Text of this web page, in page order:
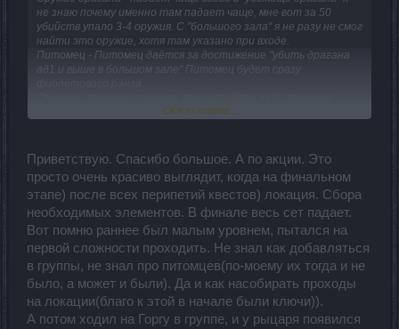
не знаю почему именно там падает чаще, мне вот за 50
убийств упало 3-4 оружия. С "большого зала" я не разу не смог
найти это оружие, хотя там указано при входе.
Питомец - Питомец даётся за достижение "убить драгана
ад1 и выше в большом зале" Питомец будет сразу
этого обсуждения, и увидите скрин.
На счет "паука" и "оружия" я передам разработчикам.
Попробую выяснить почему такой шанс маленький.
Click to expand...
Приветствую. Спасибо большое. А по акции. Это
просто очень красиво выглядит, когда на финальном
этапе) после всех перипетий квестов) локация. Сбора
необходимых элементов. В финале весь сет падает.
Вот помню раннее был малым уровнем, пытался на
первой сложности проходить. Не знал как добавляться
в группы, не знал про питомцев(по-моему их тогда и не
было, а может и были). Да и как насобирать проходы
на локации(благо к этой в начале были ключи)).
А потом ходил на Горгу в группе, и у рыцаря появился